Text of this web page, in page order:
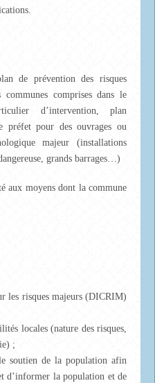
de prévention des risques
comprises dans le
d’intervention, plan
préfet pour des ouvrages ou
majeur (installations
grands barrages…)
aux moyens dont la commune
les risques majeurs (DICRIM)
locales (nature des risques,
;
soutien de la population afin
d’informer la population et de